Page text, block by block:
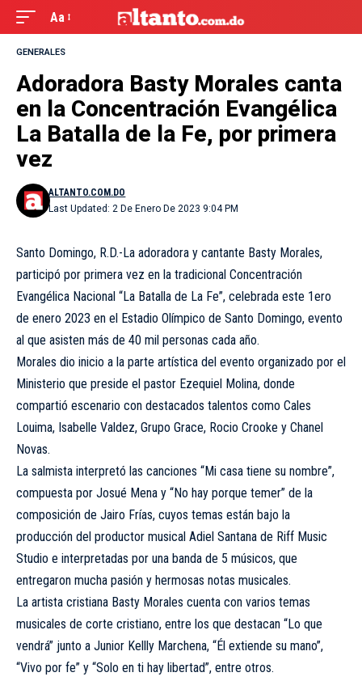
Aa
GENERALES
Adoradora Basty Morales canta
en la Concentración Evangélica
La Batalla de la Fe, por primera
vez
Last Updated: 2 De Enero De 2023 9:04 PM
ALTANTO.COM.DO
Santo Domingo, R.D.-La adoradora y cantante Basty Morales,
participó por primera vez en la tradicional Concentración
Evangélica Nacional “La Batalla de La Fe”, celebrada este 1ero
de enero 2023 en el Estadio Olímpico de Santo Domingo, evento
al que asisten más de 40 mil personas cada año.
Morales dio inicio a la parte artística del evento organizado por el
Ministerio que preside el pastor Ezequiel Molina, donde
compartió escenario con destacados talentos como Cales
Louima, Isabelle Valdez, Grupo Grace, Rocio Crooke y Chanel
Novas.
La salmista interpretó las canciones “Mi casa tiene su nombre”,
compuesta por Josué Mena y “No hay porque temer” de la
composición de Jairo Frías, cuyos temas están bajo la
producción del productor musical Adiel Santana de Riff Music
Studio e interpretadas por una banda de 5 músicos, que
entregaron mucha pasión y hermosas notas musicales.
La artista cristiana Basty Morales cuenta con varios temas
musicales de corte cristiano, entre los que destacan “Lo que
vendrá” junto a Junior Kellly Marchena, “Él extiende su mano”,
“Vivo por fe” y “Solo en ti hay libertad”, entre otros.